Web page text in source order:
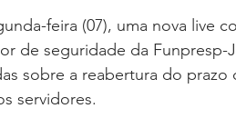
feira (07), uma nova live
de seguridade da Funpresp-
sobre a reabertura do prazo
servidores.